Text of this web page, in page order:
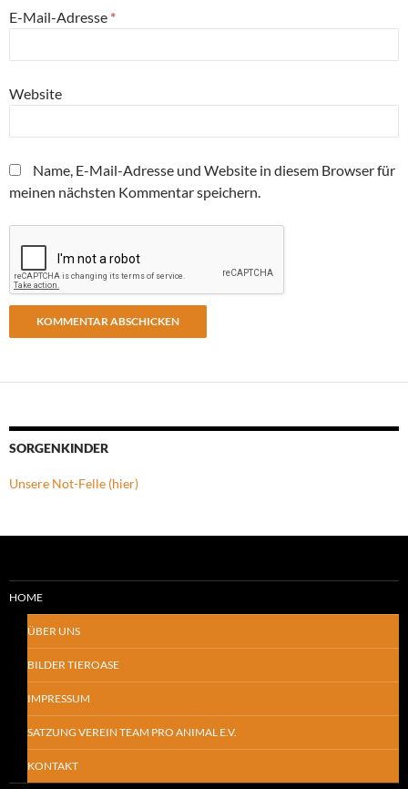
E-Mail-Adresse *
Website
Name, E-Mail-Adresse und Website in diesem Browser für
meinen nächsten Kommentar speichern.
SORGENKINDER
Unsere Not-Felle (hier)
HOME
ÜBER UNS
BILDER TIEROASE
IMPRESSUM
SATZUNG VEREIN TEAM PRO ANIMAL E.V.
KONTAKT